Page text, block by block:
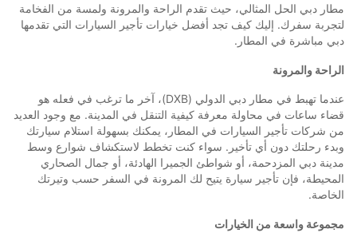
مطار دبي الحل المثالي، حيث تقدم الراحة والمرونة ولمسة من الفخامة
لتجربة سفرك. إليك كيف تجد أفضل خيارات تأجير السيارات التي تقدمها
دبي مباشرة في المطار.
الراحة والمرونة
عندما تهبط في مطار دبي الدولي (DXB)، آخر ما ترغب في فعله هو
قضاء ساعات في محاولة معرفة كيفية التنقل في المدينة. مع وجود العديد
من شركات تأجير السيارات في المطار، يمكنك بسهولة استلام سيارتك
وبدء رحلتك دون أي تأخير. سواء كنت تخطط لاستكشاف شوارع وسط
مدينة دبي المزدحمة، أو شواطئ الجميرا الهادئة، أو جمال الصحاري
المحيطة، فإن تأجير سيارة يتيح لك المرونة في السفر حسب وتيرتك
الخاصة.
مجموعة واسعة من الخيارات